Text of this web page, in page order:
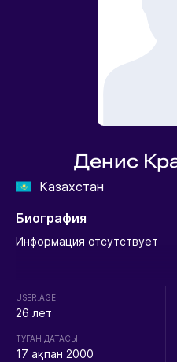
Денис
Казахстан
Биография
Информация отсутствует
USER.AGE
26 лет
ТУҒАН ДАТАСЫ
17 ақпан 2000